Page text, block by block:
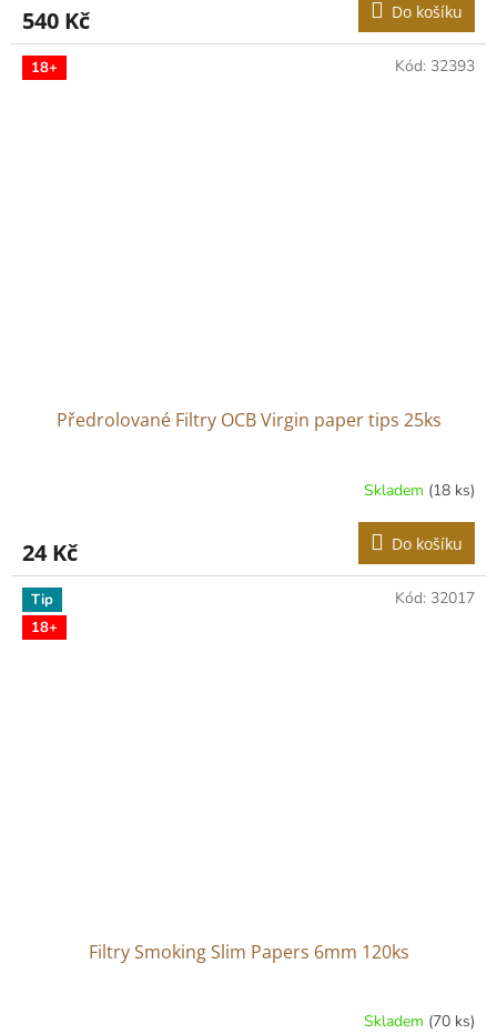
540 Kč Do košíku
18+
Předrolované Filtry OCB Virgin paper tips 25ks
Skladem (18 ks)
24 Kč Do košíku
Kód: 32393
Tip
18+
Filtry Smoking Slim Papers 6mm 120ks
Skladem (70 ks)
Kód: 32017